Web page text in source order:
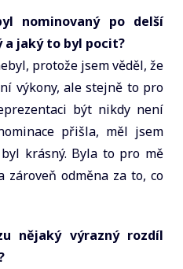
nominovaný po delší
a jaký to byl pocit?
protože jsem věděl, že
výkony, ale stejně to pro
být nikdy není
přišla, měl jsem
krásný. Byla to pro mě
zároveň odměna za to, co
nějaký výrazný rozdíl